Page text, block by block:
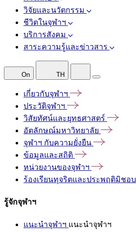
วิจัยและนวัตกรรม
ชีวิตในจุฬาฯ
บริการสังคม
สาระความรู้และข่าวสาร
On TH
เกี่ยวกับจุฬาฯ
ประวัติจุฬาฯ
วิสัยทัศน์และยุทธศาสตร์
อัตลักษณ์มหาวิทยาลัย
จุฬาฯ กับความยั่งยืน
ข้อมูลและสถิติ
หน่วยงานของจุฬาฯ
ร้องเรียนทุจริตและประพฤติมิชอบ
รู้จักจุฬาฯ
แนะนำจุฬาฯ แนะนำจุฬาฯ